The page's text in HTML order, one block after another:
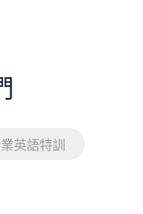
英語特訓